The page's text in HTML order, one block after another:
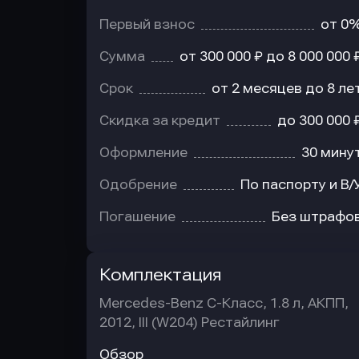
Первый взнос от
Сумма от 300 000 ₽ до 8 000 000
Срок от 2 месяцев до 8
Скидка за кредит до 300 000
Оформление 30
Одобрение По паспорту и В/
Погашение Без
Комплектация
Mercedes-Benz C-Класс, 1.8 л, АКПП,
2012, III (W204) Рестайлинг
Обзор